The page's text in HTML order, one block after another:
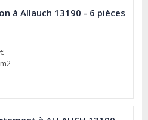
à Allauch 13190 - 6 pièces